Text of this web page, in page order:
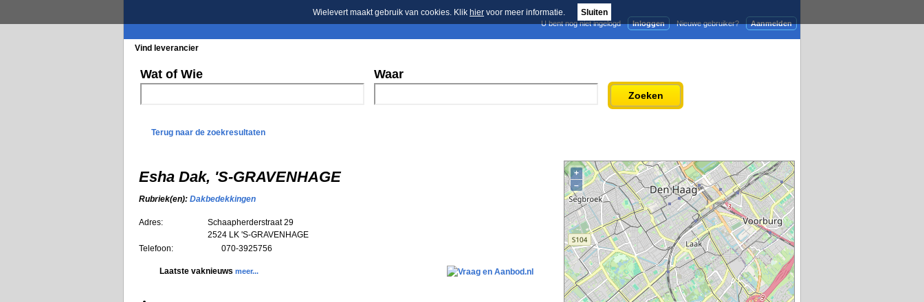
Wielevert maakt gebruik van cookies. Klik hier voor meer informatie. Sluiten
Aanmelden
Nieuwe gebruiker?
Inloggen
U bent nog niet ingelogd
Vind leverancier
Wat of Wie Waar
Zoeken
Terug naar de zoekresultaten
Esha Dak, 'S-GRAVENHAGE
Rubriek(en): Dakbedekkingen
Adres:
Schaapherderstraat 29
2524 LK 'S-GRAVENHAGE
Telefoon:
070-3925756
Laatste vaknieuws meer...
+
–